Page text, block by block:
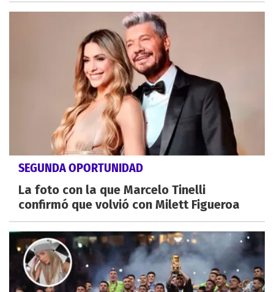
SEGUNDA OPORTUNIDAD
La foto con la que Marcelo Tinelli
confirmó que volvió con Milett Figueroa